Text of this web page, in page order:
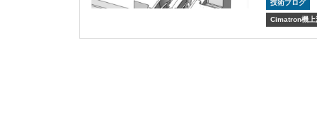
技術ブログ
Cimatron機上